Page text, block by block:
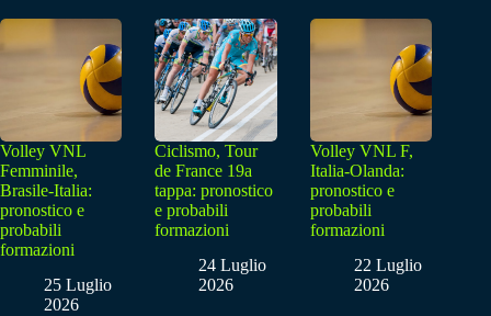
Volley VNL
Femminile,
Brasile-Italia:
pronostico e
probabili
formazioni
25 Luglio
2026
Ciclismo, Tour
de France 19a
tappa: pronostico
e probabili
formazioni
24 Luglio
2026
Volley VNL F,
Italia-Olanda:
pronostico e
probabili
formazioni
22 Luglio
2026